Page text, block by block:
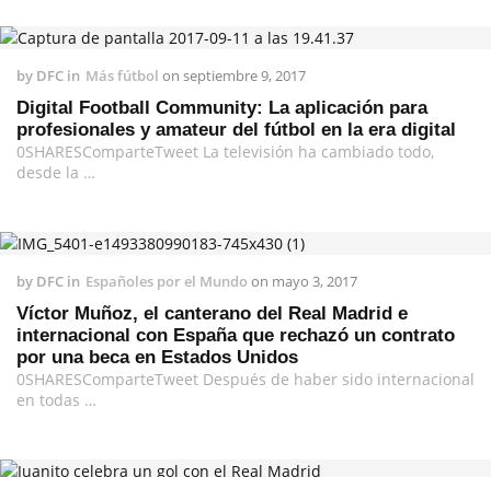
by DFC in Más fútbol on septiembre 9, 2017
Digital Football Community: La aplicación para
profesionales y amateur del fútbol en la era digital
0SHARESComparteTweet La televisión ha cambiado todo,
desde la …
by DFC in Españoles por el Mundo on mayo 3, 2017
Víctor Muñoz, el canterano del Real Madrid e
internacional con España que rechazó un contrato
por una beca en Estados Unidos
0SHARESComparteTweet Después de haber sido internacional
en todas …